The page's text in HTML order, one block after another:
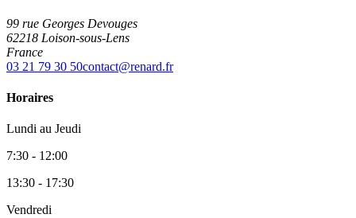
99 rue Georges Devouges
62218 Loison-sous-Lens
France
03 21 79 30 50contact@renard.fr
Horaires
Lundi au Jeudi
7:30 - 12:00
13:30 - 17:30
Vendredi